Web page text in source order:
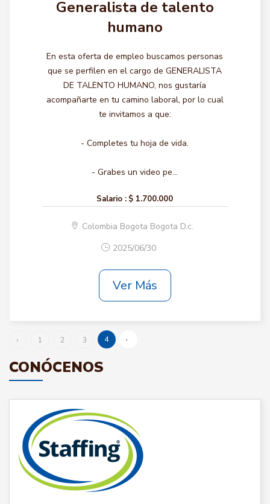
Generalista de talento
humano
En esta oferta de empleo buscamos personas
que se perfilen en el cargo de GENERALISTA
DE TALENTO HUMANO, nos gustaría
acompañarte en tu camino laboral, por lo cual
te invitamos a que:
- Completes tu hoja de vida.
- Grabes un video pe...
Salario : $ 1.700.000
Colombia Bogota Bogota D.c.
2025/06/30
Ver Más
‹ 1 2 3 4 ›
CONÓCENOS